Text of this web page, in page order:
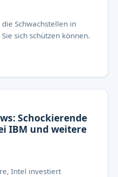
Schwachstellen in
sich schützen können.
Schockierende
IBM und weitere
Intel investiert